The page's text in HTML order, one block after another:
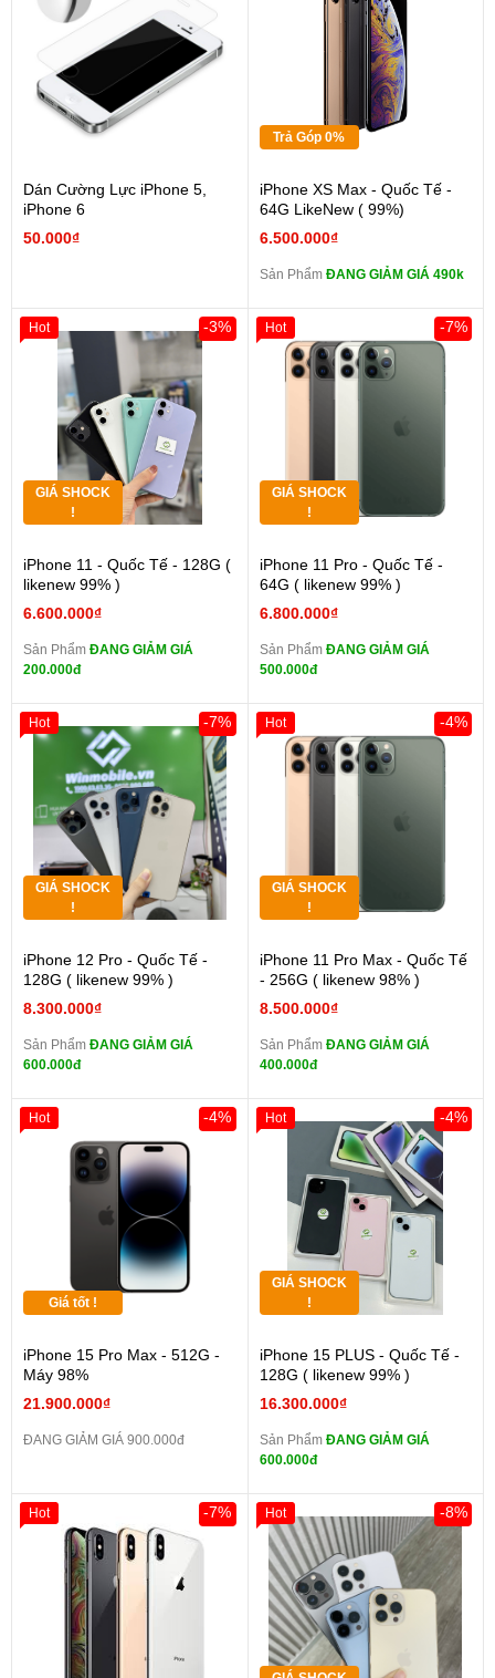
Dán Cường Lực iPhone 5,
iPhone 6
50.000₫
Trả Góp 0%
iPhone XS Max - Quốc Tế -
64G LikeNew ( 99%)
6.500.000₫
Sản Phẩm ĐANG GIẢM GIÁ 490k
GIÁ SHOCK
!
iPhone 11 - Quốc Tế - 128G (
likenew 99% )
6.600.000₫
-3%
Sản Phẩm ĐANG GIẢM GIÁ
200.000đ
Hot
GIÁ SHOCK
!
iPhone 11 Pro - Quốc Tế -
64G ( likenew 99% )
6.800.000₫
-7%
Sản Phẩm ĐANG GIẢM GIÁ
500.000đ
Hot
GIÁ SHOCK
!
iPhone 12 Pro - Quốc Tế -
128G ( likenew 99% )
8.300.000₫
-7%
Sản Phẩm ĐANG GIẢM GIÁ
600.000đ
Hot
GIÁ SHOCK
!
iPhone 11 Pro Max - Quốc Tế
- 256G ( likenew 98% )
8.500.000₫
-4%
Sản Phẩm ĐANG GIẢM GIÁ
400.000đ
Hot
Giá tốt !
iPhone 15 Pro Max - 512G -
Máy 98%
21.900.000₫
-4%
ĐANG GIẢM GIÁ 900.000đ
Hot
GIÁ SHOCK
!
iPhone 15 PLUS - Quốc Tế -
128G ( likenew 99% )
16.300.000₫
-4%
Sản Phẩm ĐANG GIẢM GIÁ
600.000đ
Hot
-7%
Hot -8%
Hot